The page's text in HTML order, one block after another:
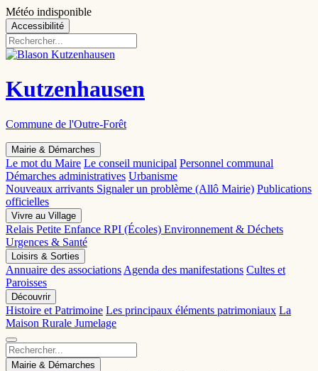
Météo indisponible
Accessibilité
Kutzenhausen
Commune de l'Outre-Forêt
Mairie & Démarches
Le mot du Maire Le conseil municipal Personnel communal
Démarches administratives Urbanisme
Nouveaux arrivants Signaler un problème (Allô Mairie) Publications
officielles
Vivre au Village
Relais Petite Enfance RPI (Écoles) Environnement & Déchets
Urgences & Santé
Loisirs & Sorties
Annuaire des associations Agenda des manifestations Cultes et
Paroisses
Découvrir
Histoire et Patrimoine Les principaux éléments patrimoniaux La
Maison Rurale Jumelage
Mairie & Démarches